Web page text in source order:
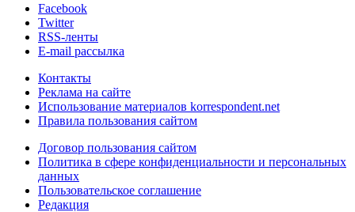
Facebook
Twitter
RSS-ленты
E-mail рассылка
Контакты
Реклама на сайте
Использование материалов korrespondent.net
Правила пользования сайтом
Договор пользования сайтом
Политика в сфере конфиденциальности и персональных
данных
Пользовательское соглашение
Редакция